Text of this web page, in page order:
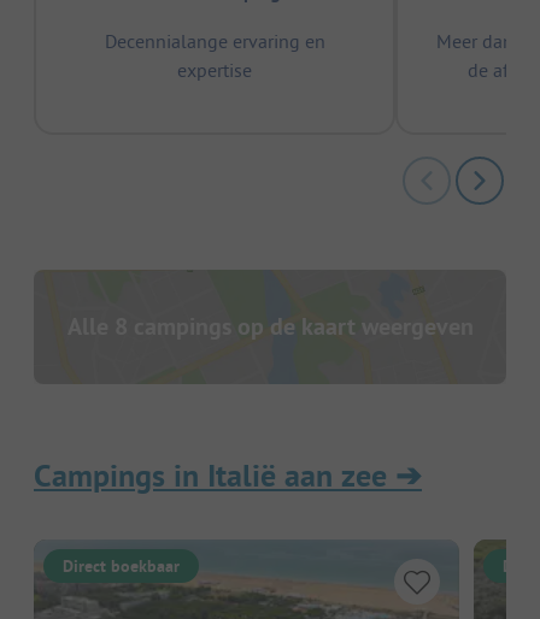
Decennialange ervaring en
expertise
Meer dan
de
Alle 8 campings op de kaart weergeven
Campings in Italië aan zee ➔
Direct boekbaar